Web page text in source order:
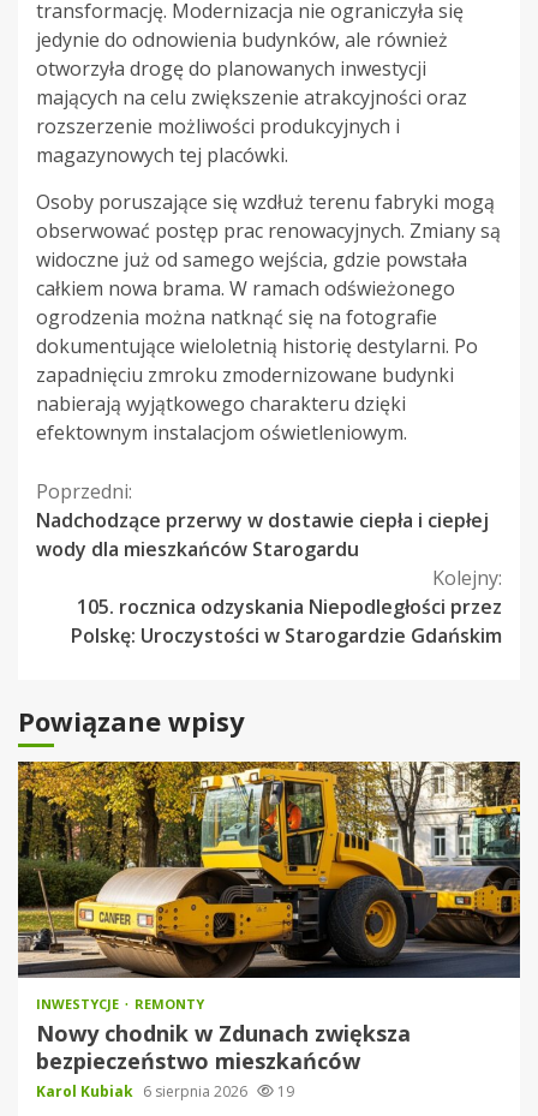
transformację. Modernizacja nie ograniczyła się
jedynie do odnowienia budynków, ale również
otworzyła drogę do planowanych inwestycji
mających na celu zwiększenie atrakcyjności oraz
rozszerzenie możliwości produkcyjnych i
magazynowych tej placówki.
Osoby poruszające się wzdłuż terenu fabryki mogą
obserwować postęp prac renowacyjnych. Zmiany są
widoczne już od samego wejścia, gdzie powstała
całkiem nowa brama. W ramach odświeżonego
ogrodzenia można natknąć się na fotografie
dokumentujące wieloletnią historię destylarni. Po
zapadnięciu zmroku zmodernizowane budynki
nabierają wyjątkowego charakteru dzięki
efektownym instalacjom oświetleniowym.
Kontynuuj
czytanie
Poprzedni:
Nadchodzące przerwy w dostawie ciepła i ciepłej
wody dla mieszkańców Starogardu
Kolejny:
105. rocznica odzyskania Niepodległości przez
Polskę: Uroczystości w Starogardzie Gdańskim
Powiązane wpisy
INWESTYCJE REMONTY
Nowy chodnik w Zdunach zwiększa
bezpieczeństwo mieszkańców
Karol Kubiak 6 sierpnia 2026 19